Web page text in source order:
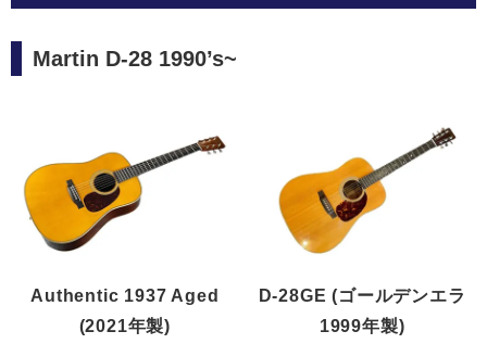
Martin D-28 1990’s~
Authentic 1937 Aged
(2021年製)
D-28GE (ゴールデンエラ
1999年製)